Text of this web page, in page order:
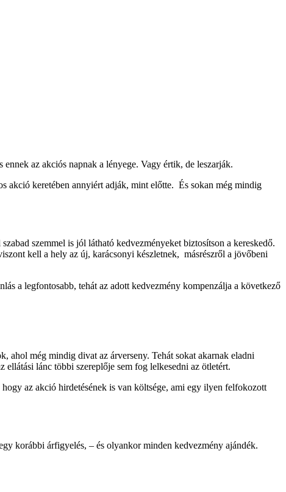
az akciós napnak a lényege. Vagy értik, de leszarják.
akció keretében annyiért adják, mint előtte. És sokan még mindig
szemmel is jól látható kedvezményeket biztosítson a kereskedő.
kell a hely az új, karácsonyi készletnek, másrészről a jövőbeni
a legfontosabb, tehát az adott kedvezmény kompenzálja a következő
még mindig divat az árverseny. Tehát sokat akarnak eladni
lánc többi szereplője sem fog lelkesedni az ötletért.
az akció hirdetésének is van költsége, ami egy ilyen felfokozott
korábbi árfigyelés, – és olyankor minden kedvezmény ajándék.